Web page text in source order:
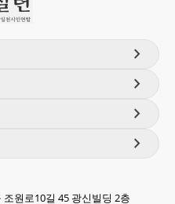
chevron_right
chevron_right
chevron_right
chevron_right
원로10길 45 광신빌딩 2층